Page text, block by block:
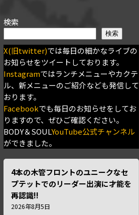
検索
検索
X(旧twitter)では毎日の細かなライブの
お知らせをツイートしております。
Instagramではランチメニューやカクテ
ル、新メニューのご紹介なども発信して
おります。
Facebookでも毎日のお知らせをしてお
りますので、ぜひご確認ください。
BODY＆SOULYouTube公式チャンネル
ができました。
4本の木管フロントのユニークなセ
プテットでのリーダー出演に才能を
再認識!!
2026年8月5日